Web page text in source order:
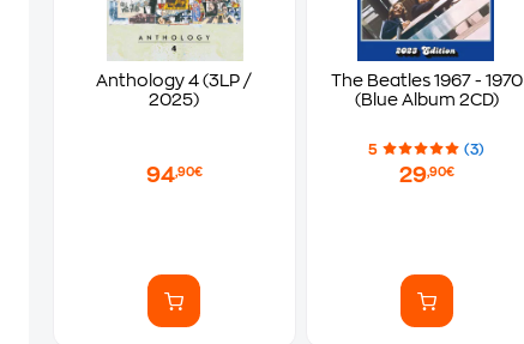
Anthology 4 (3LP /
2025)
94,90€
The Beatles 1967 - 1970
(Blue Album 2CD)
5 (3)
29,90€